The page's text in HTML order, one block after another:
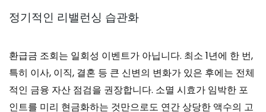
정기적인 리밸런싱 습관화
환급금 조회는 일회성 이벤트가 아닙니다. 최소 1년에 한 번,
특히 이사, 이직, 결혼 등 큰 신변의 변화가 있은 후에는 전체
적인 금융 자산 점검을 권장합니다. 소멸 시효가 임박한 포
인트를 미리 현금화하는 것만으로도 연간 상당한 액수의 고